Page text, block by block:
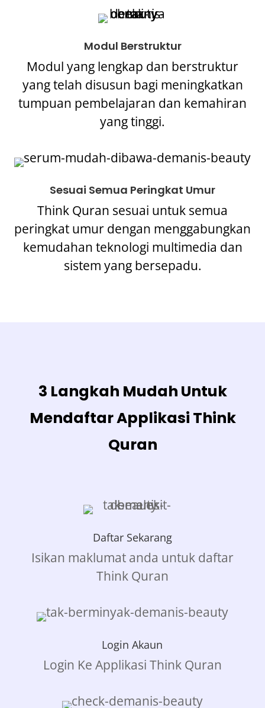
Modul Berstruktur
Modul yang lengkap dan berstruktur
yang telah disusun bagi meningkatkan
tumpuan pembelajaran dan kemahiran
yang tinggi.
Sesuai Semua Peringkat Umur
Think Quran sesuai untuk semua
peringkat umur dengan menggabungkan
kemudahan teknologi multimedia dan
sistem yang bersepadu.
3 Langkah Mudah Untuk
Mendaftar Applikasi Think
Quran
Daftar Sekarang
Isikan maklumat anda untuk daftar
Think Quran
Login Akaun
Login Ke Applikasi Think Quran